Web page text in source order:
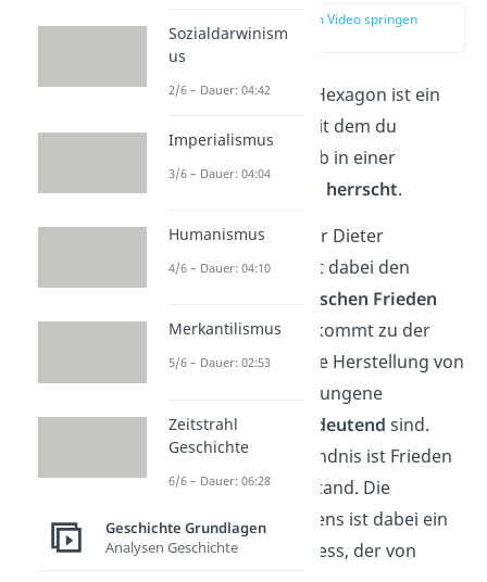
zur Stelle im Video springen
(00:19)
Das zivilisatorische Hexagon ist ein
, mit dem du
feststellen kannst, ob in einer
Frieden herrscht.
Der Friedensforscher Dieter
Senghaas betrachtet dabei den
Zusammenhang zwischen Frieden
und Zivilisation
. Er kommt zu der
Feststellung, dass die Herstellung von
Frieden und eine gelungene
Zivilisation
gleichbedeutend sind.
Nach diesem Verständnis ist Frieden
kein natürlicher Zustand. Die
Sicherung des Friedens ist dabei ein
fortwährender Prozess, der von
Sozialdarwinism
us
2/6 – Dauer: 04:42
Imperialismus
3/6 – Dauer: 04:04
Humanismus
4/6 – Dauer: 04:10
Merkantilismus
5/6 – Dauer: 02:53
Zeitstrahl
Geschichte
6/6 – Dauer: 06:28
Geschichte Grundlagen
Analysen Geschichte